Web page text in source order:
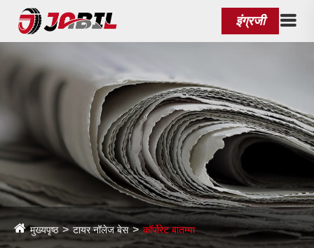
इंग्रजी
मुख्यपृष्ठ टायर नॉलेज बेस कॉर्पोरेट बातम्या